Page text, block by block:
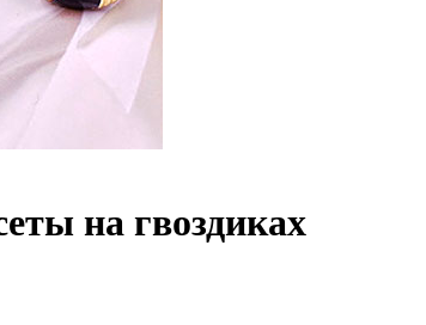
на гвоздиках